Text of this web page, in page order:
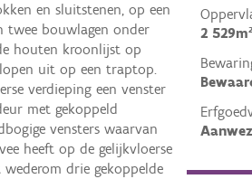
2 529m²
en sluitstenen, op een
twee bouwlagen onder
houten kroonlijst op
lopen uit op een traptop.
verdieping een venster
met gekoppeld
vensters waarvan
heeft op de gelijkvloerse
drie gekoppelde